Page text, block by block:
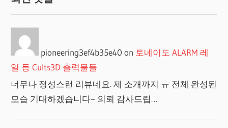
pioneering3ef4b35e40 on 토네이도 ALARM 레
일 등 Cults3D 출력물들
너무나 정성스런 리뷰네요. 제 소개까지 ㅠ 전체 완성된
모습 기대하겠습니다~ 의뢰 감사드립…